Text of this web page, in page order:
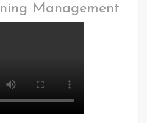
Management